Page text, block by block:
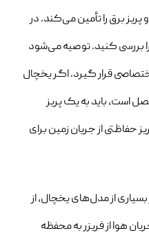
برق را تأمین می‌کند. در
را بررسی کنید. توصیه می‌شود
قرار گیرد. اگر یخچال
است، باید به یک پریز
حفاظتی از جریان زمین برای
بسیاری از مدل‌های یخچال، از
هوا از فریزر به محفظه